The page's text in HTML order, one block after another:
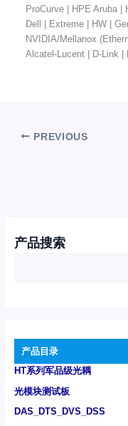
产品搜索
产品目录
HT系列军品级光耦
光模块测试板
DAS_DTS_DVS_DSS
ProCurve | HPE Aruba |
Dell | Extreme | HW |
NVIDIA/Mellanox
Alcatel-Lucent | D-Link |
PREVIOUS